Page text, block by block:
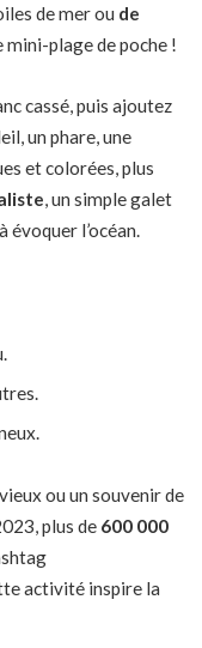
de mer ou de
mini-plage de poche !
cassé, puis ajoutez
un phare, une
et colorées, plus
, un simple galet
évoquer l’océan.
ou un souvenir de
plus de 600 000
activité inspire la